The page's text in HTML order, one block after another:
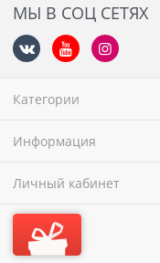
МЫ В СОЦ СЕТЯХ
Категории
Информация
Личный кабинет